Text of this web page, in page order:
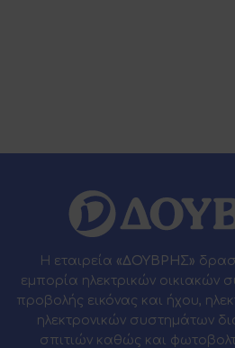
Η εταιρεία «ΔΟΥΒΡΗΣ»
εμπορία ηλεκτρικών οικιακών
προβολής εικόνας και ήχου,
ηλεκτρονικών συστημάτων
σπιτιών καθώς και